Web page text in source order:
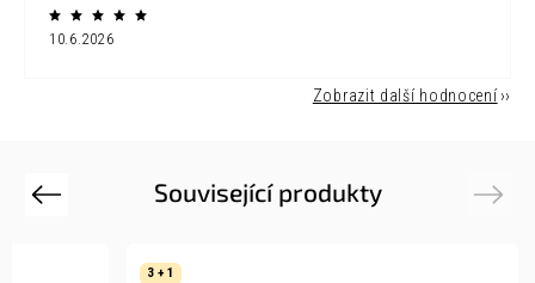
10.6.2026
Zobrazit další hodnocení
Související produkty
Previous
3 + 1
Next